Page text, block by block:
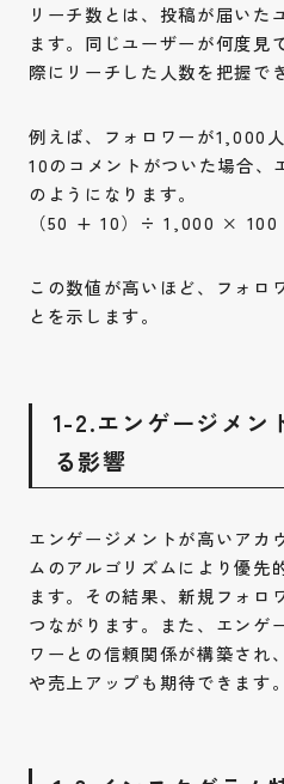
リーチ数とは、投稿が届いた
ます。同じユーザーが何度見
際にリーチした人数を把握で
例えば、フォロワーが1,000
10のコメントがついた場合、
のようになります。
（50 + 10）÷ 1,000 × 100
この数値が高いほど、フォロ
とを示します。
1-2.エンゲージメン
る影響
エンゲージメントが高いアカ
ムのアルゴリズムにより優先
ます。その結果、新規フォロ
つながります。また、エンゲ
ワーとの信頼関係が構築され
や売上アップも期待できます。